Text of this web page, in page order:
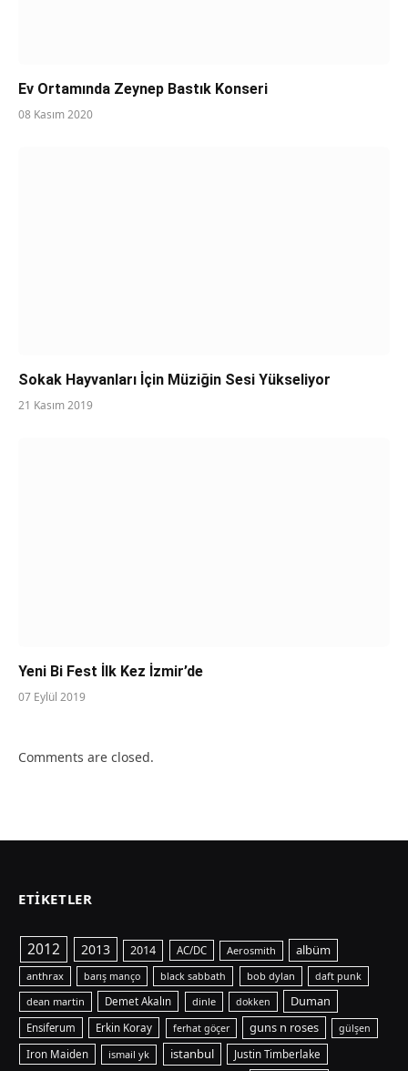
Ev Ortamında Zeynep Bastık Konseri
08 Kasım 2020
Sokak Hayvanları İçin Müziğin Sesi Yükseliyor
21 Kasım 2019
Yeni Bi Fest İlk Kez İzmir’de
07 Eylül 2019
Comments are closed.
ETIKETLER
2012 2013 2014 AC/DC Aerosmith albüm
anthrax barış manço black sabbath bob dylan daft punk
dean martin Demet Akalın dinle dokken Duman
Ensiferum Erkin Koray ferhat göçer guns n roses gülşen
Iron Maiden ismail yk istanbul Justin Timberlake